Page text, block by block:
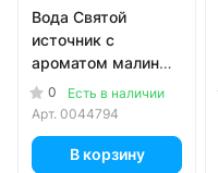
Вода Святой
источник с
ароматом малины
и грейпфрута 0.5
литра, газ, пэт, 12
0
Есть в наличии
Арт. 0044794
В корзину